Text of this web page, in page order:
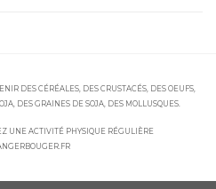
DES CÉRÉALES, DES CRUSTACÉS, DES OEUFS,
DES GRAINES DE SOJA, DES MOLLUSQUES.
UNE ACTIVITÉ PHYSIQUE RÉGULIÈRE